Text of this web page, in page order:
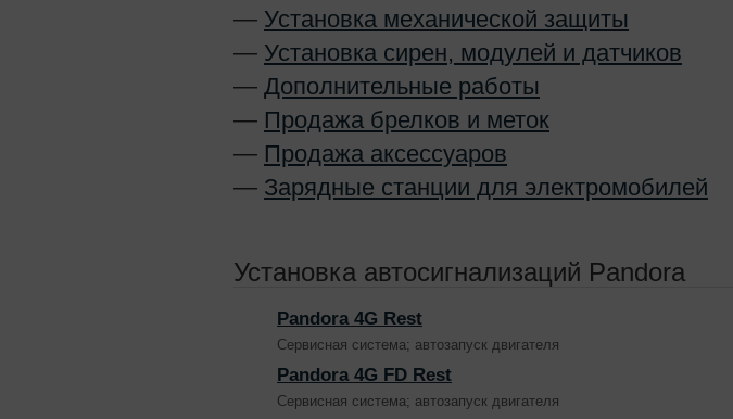
— Установка механической защиты
— Установка сирен, модулей и датчиков
— Дополнительные работы
— Продажа брелков и меток
— Продажа аксессуаров
— Зарядные станции для электромобилей
Установка автосигнализаций Pandora
Pandora 4G Rest
Сервисная система; автозапуск двигателя
Pandora 4G FD Rest
Сервисная система; автозапуск двигателя